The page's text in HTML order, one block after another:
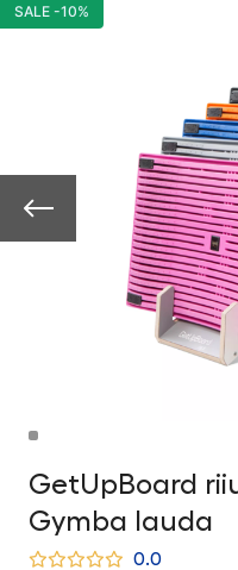
SALE -10%
GetUpBoard
Gymba lauda
0.0